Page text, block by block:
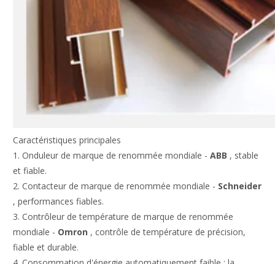
Caractéristiques principales
1. Onduleur de marque de renommée mondiale - ABB , stable
et fiable.
2. Contacteur de marque de renommée mondiale - Schneider
, performances fiables.
3. Contrôleur de température de marque de renommée
mondiale - Omron , contrôle de température de précision,
fiable et durable.